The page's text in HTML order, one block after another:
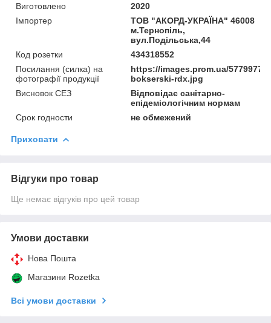
Виготовлено
2020
Імпортер
ТОВ "АКОРД-УКРАЇНА" 46008
м.Тернопіль,
вул.Подільська,44
Код розетки
434318552
Посилання (силка) на
фотографії продукції
https://images.prom.ua/
bokserski-rdx.jpg
Висновок СЕЗ
Відповідає санітарно-
епідеміологічним нормам
Срок годности
не обмежений
Приховати
Відгуки про товар
Ще немає відгуків про цей товар
Умови доставки
Нова Пошта
Магазини Rozetka
Всі умови доставки